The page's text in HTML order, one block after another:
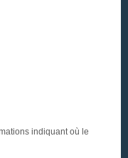
indiquant où le